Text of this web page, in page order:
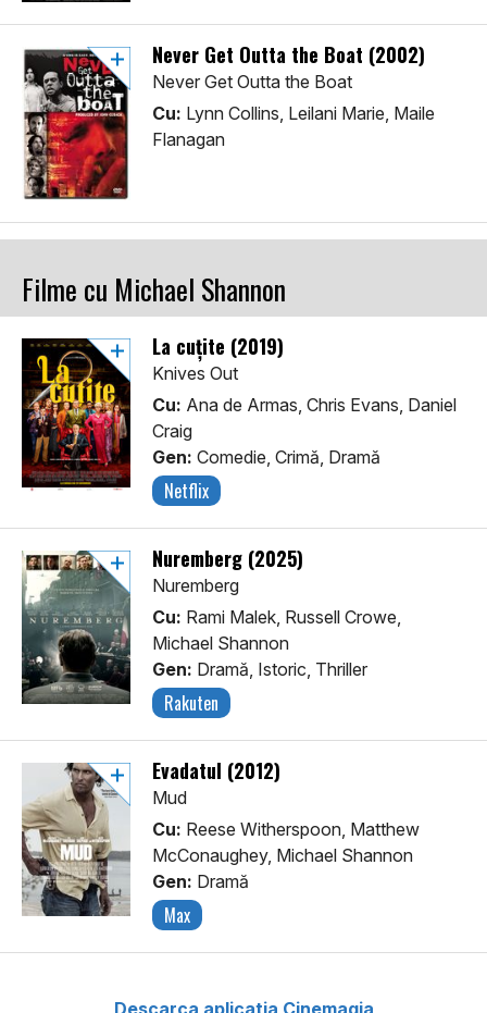
Never Get Outta the Boat (2002)
Never Get Outta the Boat
Cu: Lynn Collins, Leilani Marie, Maile
Flanagan
Filme cu Michael Shannon
La cuțite (2019)
Knives Out
Cu: Ana de Armas, Chris Evans, Daniel
Craig
Gen: Comedie, Crimă, Dramă
Netflix
Nuremberg (2025)
Nuremberg
Cu: Rami Malek, Russell Crowe,
Michael Shannon
Gen: Dramă, Istoric, Thriller
Rakuten
Evadatul (2012)
Mud
Cu: Reese Witherspoon, Matthew
McConaughey, Michael Shannon
Gen: Dramă
Max